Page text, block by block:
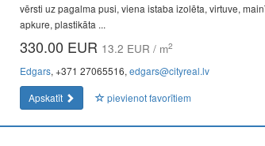
vērsti uz pagalma pusi, viena istaba izolēta, virtuve,
apkure, plastikāta ...
330.00 EUR 13.2 EUR / m2
Edgars, +371 27065516, edgars@cityreal.lv
Apskatīt
pievienot favorītiem